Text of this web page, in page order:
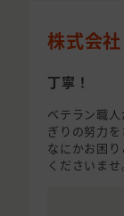
株式会
丁寧！
ベテラン職
ぎりの努力
なにかお困
くださいませ